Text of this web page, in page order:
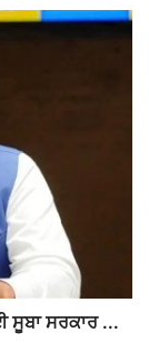
ਸੂਬਾ ਸਰਕਾਰ ...